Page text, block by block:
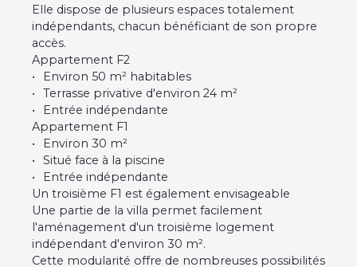
Elle dispose de plusieurs espaces totalement
indépendants, chacun bénéficiant de son propre
accès.
Appartement F2
Environ 50 m² habitables
Terrasse privative d'environ 24 m²
Entrée indépendante
Appartement F1
Environ 30 m²
Situé face à la piscine
Entrée indépendante
Un troisième F1 est également envisageable
Une partie de la villa permet facilement
l'aménagement d'un troisième logement
indépendant d'environ 30 m².
Cette modularité offre de nombreuses possibilités